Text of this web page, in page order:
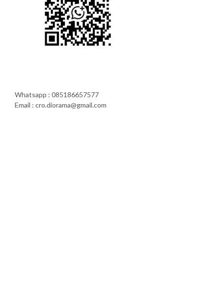
Whatsapp : 085186657577
Email : cro.diorama@gmail.com